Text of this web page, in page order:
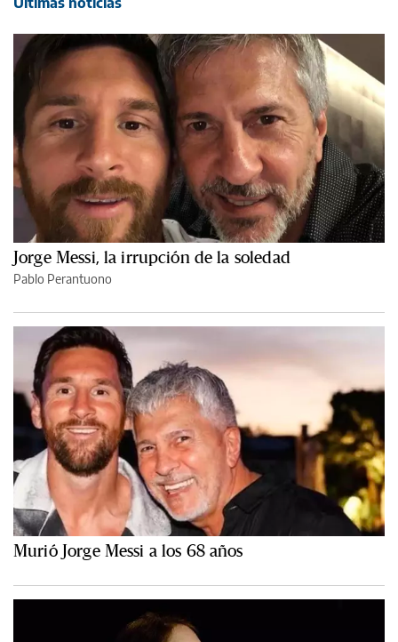
Jorge Messi, la irrupción de la soledad
Pablo Perantuono
Murió Jorge Messi a los 68 años